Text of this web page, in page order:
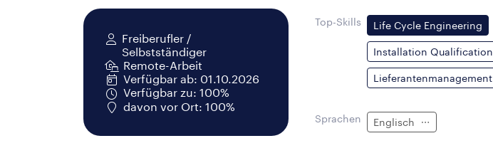
Freiberufler /
Selbstständiger
Remote-Arbeit
Verfügbar ab: 01.10.2026
Verfügbar zu: 100%
davon vor Ort: 100%
Top-Skills Life Cycle Engineering
Installation Qualification
Lieferantenmanagement
Sprachen Englisch